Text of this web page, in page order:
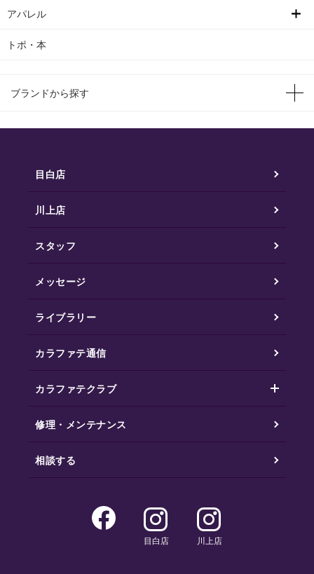
アパレル
トポ・本
ブランドから探す
目白店
川上店
スタッフ
メッセージ
ライブラリー
カラファテ通信
カラファテクラブ
修理・メンテナンス
相談する
目白店 川上店